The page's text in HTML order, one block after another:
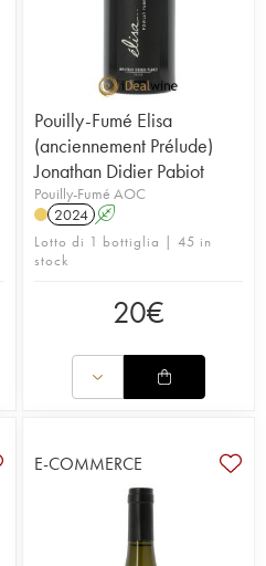
Pouilly-Fumé Elisa
(anciennement Prélude)
Jonathan Didier Pabiot
Pouilly-Fumé AOC
2024 A
Lotto di 1 bottiglia | 45 in
stock
20€
E-COMMERCE